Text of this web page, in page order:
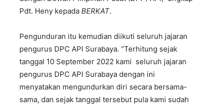
Pdt. Heny kepada BERKAT.
Pengunduran itu kemudian diikuti seluruh jajaran
pengurus DPC API Surabaya. “Terhitung sejak
tanggal 10 September 2022 kami seluruh jajaran
pengurus DPC API Surabaya dengan ini
menyatakan mengundurkan diri secara bersama-
sama, dan sejak tanggal tersebut pula kami sudah